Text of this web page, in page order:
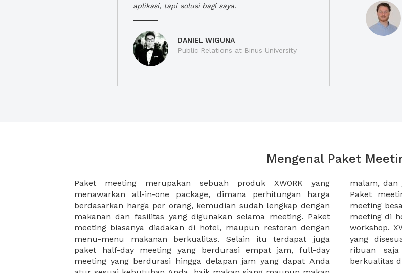
aplikasi, tapi solusi bagi saya.
DANIEL WIGUNA
Public Relations at Binus University
Mengenal Paket
Paket meeting merupakan sebuah produk XWORK yang
menawarkan all-in-one package, dimana perhitungan harga
berdasarkan harga per orang, kemudian sudah lengkap dengan
makanan dan fasilitas yang digunakan selama meeting. Paket
meeting biasanya diadakan di hotel, maupun restoran dengan
menu-menu makanan berkualitas. Selain itu terdapat juga
paket half-day meeting yang berdurasi empat jam, full-day
meeting yang berdurasi hingga delapan jam yang dapat Anda
malam, dan juga coffee break disela-sela acara meeting Anda.
Paket meeting ini cocok untuk Anda yang ingin menggelar
meeting besar seperti meeting akhir tahun, meeting awal tahun,
meeting di hotel, meeting di restoran, atau seminar harian atau
workshop. XWORK memiliki pilihan paket meeting yang lengkap
yang disesuaikan dengan budget Anda, mulai dibawah 100
ribuan saja Anda dapat menikmati paket meeting yang
berkualitas